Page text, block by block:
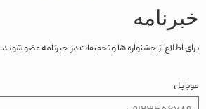
خبرنامه
برای اطلاع از جشنواره ها و تخفیفات در خبرنامه عضو شوید.
موبایل